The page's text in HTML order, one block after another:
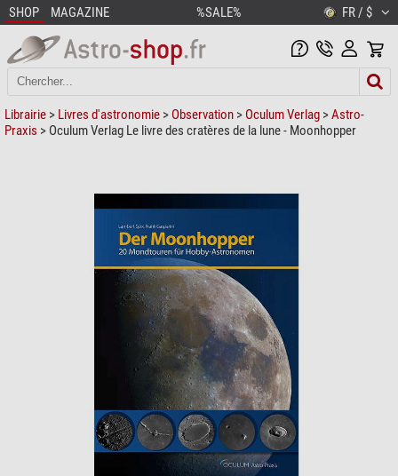
SHOP MAGAZINE %SALE% FR / $
Librairie > Livres d'astronomie > Observation > Oculum Verlag >Astro-
Praxis > Oculum Verlag Le livre des cratères de la lune - Moonhopper